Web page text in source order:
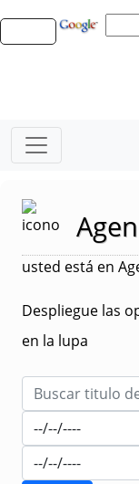
usted está en
Despliegue las
en la lupa